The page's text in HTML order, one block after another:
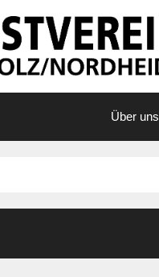
Über uns